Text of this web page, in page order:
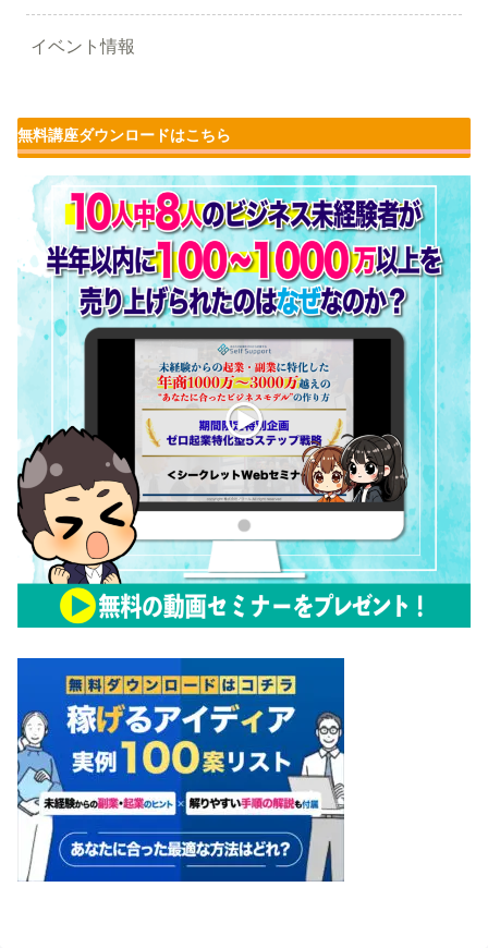
イベント情報
無料講座ダウンロードはこちら